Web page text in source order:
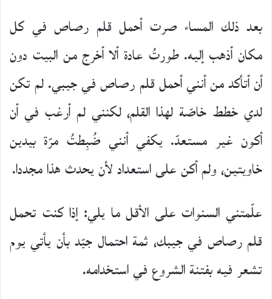
بعد ذلك المساء صرت أحمل قلم رصاص في كل
مكان أذهب إليه. طورتُ عادة ألا أخرج من البيت دون
أن أتأكد من أنني أحمل قلم رصاص في جيبي. لم تكن
لدي خطط خاصّة لهذا القلم، لكنني لم أرغب في أن
أكون غير مستعدّ. يكفي أنني ضُبِطتُ مرّة بيدين
خاويتين، ولم أكن على استعداد لأن يحدث هذا مجددا.
علّمتني السنوات على الأقل ما يلي: إذا كنت تحمل
قلم رصاص في جيبك، ثمة احتمال جيّد بأن يأتي يوم
تشعر فيه بفتنة الشروع في استخدامه.